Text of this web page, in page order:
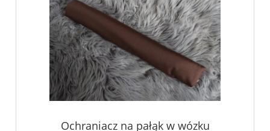
Ochraniacz na pałąk w wózku